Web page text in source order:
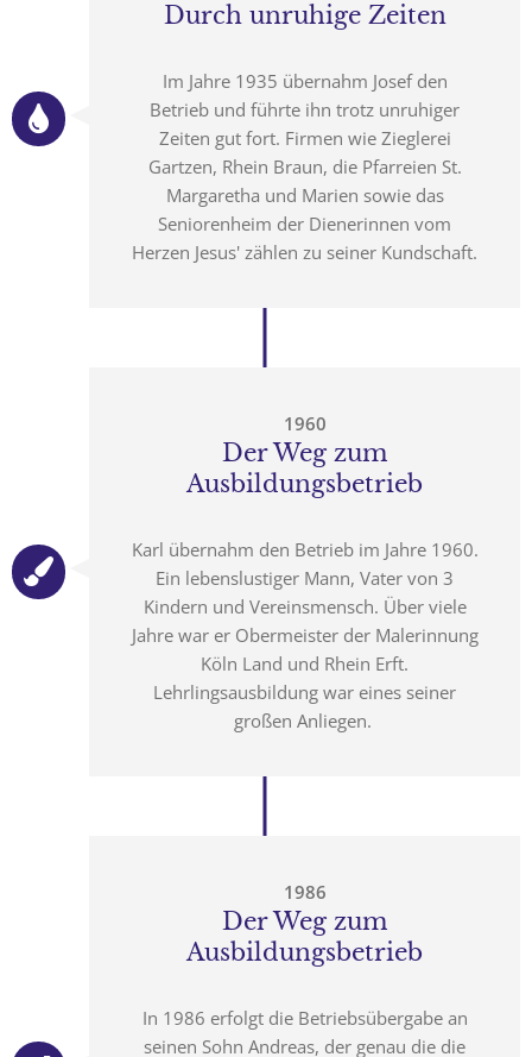
Durch unruhige Zeiten
Im Jahre 1935 übernahm Josef den
Betrieb und führte ihn trotz unruhiger
Zeiten gut fort. Firmen wie Zieglerei
Gartzen, Rhein Braun, die Pfarreien St.
Margaretha und Marien sowie das
Seniorenheim der Dienerinnen vom
Herzen Jesus' zählen zu seiner Kundschaft.
1960
Der Weg zum
Ausbildungsbetrieb
Karl übernahm den Betrieb im Jahre 1960.
Ein lebenslustiger Mann, Vater von 3
Kindern und Vereinsmensch. Über viele
Jahre war er Obermeister der Malerinnung
Köln Land und Rhein Erft.
Lehrlingsausbildung war eines seiner
großen Anliegen.
1986
Der Weg zum
Ausbildungsbetrieb
In 1986 erfolgt die Betriebsübergabe an
seinen Sohn Andreas, der genau die die